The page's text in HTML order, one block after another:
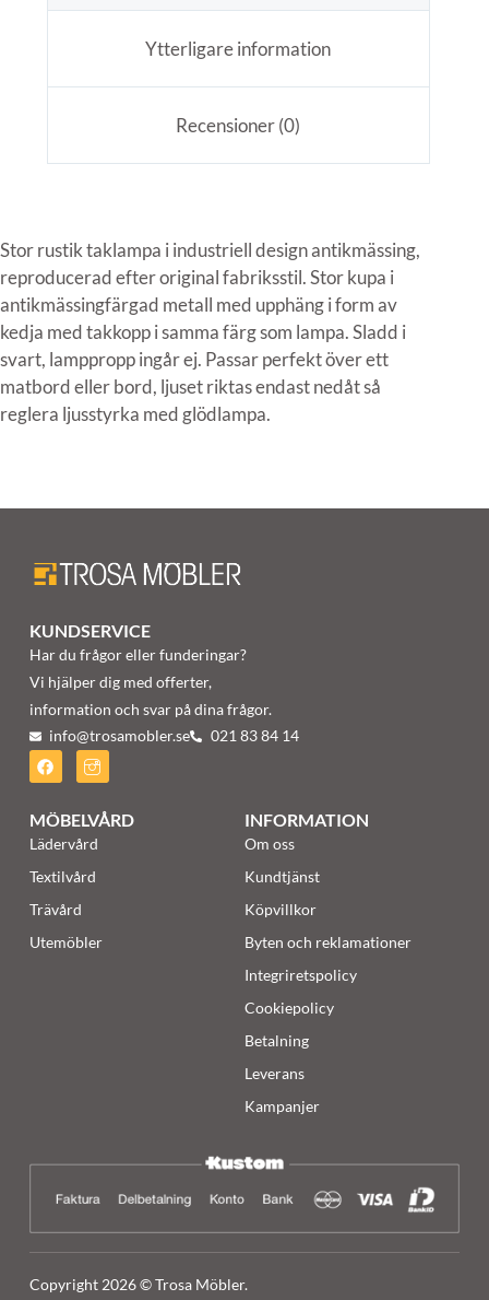
Ytterligare information
Recensioner (0)
Stor rustik taklampa i industriell design antikmässing,
reproducerad efter original fabriksstil. Stor kupa i
antikmässingfärgad metall med upphäng i form av
kedja med takkopp i samma färg som lampa. Sladd i
svart, lamppropp ingår ej. Passar perfekt över ett
matbord eller bord, ljuset riktas endast nedåt så
reglera ljusstyrka med glödlampa.
KUNDSERVICE
Har du frågor eller funderingar?
Vi hjälper dig med offerter,
information och svar på dina frågor.
info@trosamobler.se 021 83 84 14
MÖBELVÅRD
Lädervård
Textilvård
Trävård
Utemöbler
INFORMATION
Om oss
Kundtjänst
Köpvillkor
Byten och reklamationer
Integriretspolicy
Cookiepolicy
Betalning
Leverans
Kampanjer
Copyright 2026 © Trosa Möbler.